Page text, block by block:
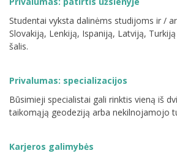
Studentai vyksta dalinėms studijoms ir /
Slovakiją, Lenkiją, Ispaniją, Latviją,
šalis.
Privalumas: specializacijos
Būsimieji specialistai gali rinktis vieną iš
taikomąją geodeziją arba nekilnojamojo
Karjeros galimybės